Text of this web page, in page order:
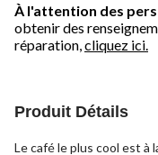
À l'attention des
obtenir des
réparation, cliquez ici.
Produit Détails
Le café le plus cool est à